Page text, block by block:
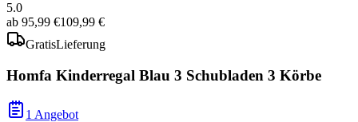
5.0
ab 95,99 €109,99 €
GratisLieferung
Homfa Kinderregal Blau 3 Schubladen 3 Körbe
1 Angebot